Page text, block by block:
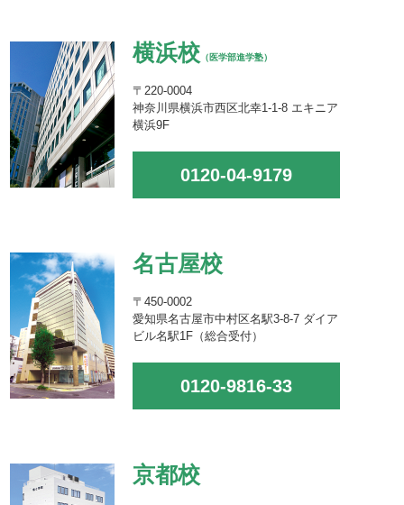
横浜校 （医学部進学塾）
〒220-0004
神奈川県横浜市西区北幸1-1-8 エキニア
横浜9F
0120-04-9179
名古屋校
〒450-0002
愛知県名古屋市中村区名駅3-8-7 ダイア
ビル名駅1F（総合受付）
0120-9816-33
京都校